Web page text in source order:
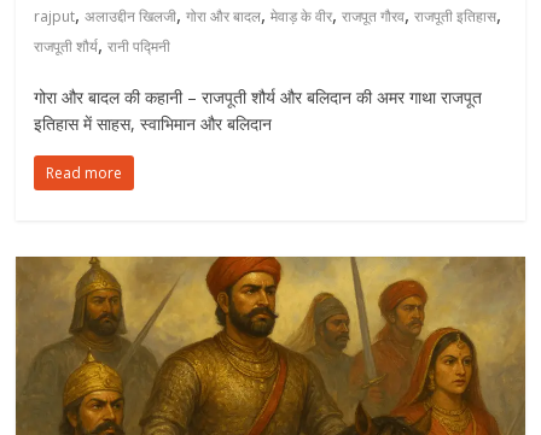
rajput,अलाउद्दीन खिलजी,गोरा और बादल,मेवाड़ के वीर,राजपूत गौरव,राजपूती इतिहास,
राजपूती शौर्य,रानी पद्मिनी
गोरा और बादल की कहानी – राजपूती शौर्य और बलिदान की अमर गाथा राजपूत
इतिहास में साहस, स्वाभिमान और बलिदान
Read more